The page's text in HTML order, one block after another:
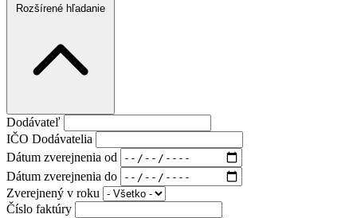
Rozšírené hľadanie
Dodávateľ
IČO Dodávatelia
Dátum zverejnenia od
Dátum zverejnenia do
Zverejnený v roku
Číslo faktúry